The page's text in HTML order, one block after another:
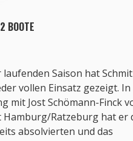
BOOTE
laufenden Saison hat
vollen Einsatz gezeigt. In
mit Jost Schömann-Finck
Ratzeburg hat er
absolvierten und das